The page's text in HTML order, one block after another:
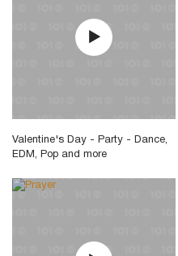
Valentine's Day - Party - Dance,
EDM, Pop and more